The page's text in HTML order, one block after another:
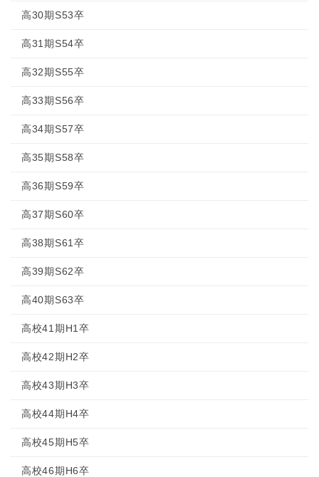
高30期S53卒
高31期S54卒
高32期S55卒
高33期S56卒
高34期S57卒
高35期S58卒
高36期S59卒
高37期S60卒
高38期S61卒
高39期S62卒
高40期S63卒
高校41期H1卒
高校42期H2卒
高校43期H3卒
高校44期H4卒
高校45期H5卒
高校46期H6卒